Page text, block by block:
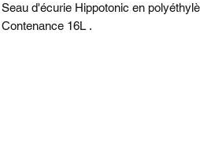
Seau d'écurie Hippotonic en
Contenance 16L .